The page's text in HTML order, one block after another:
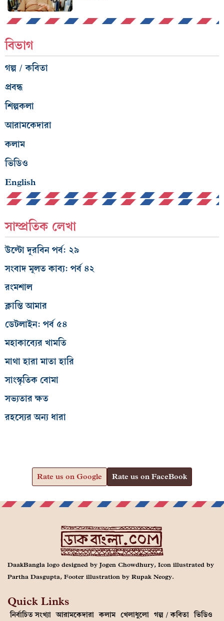
বিভাগ
গল্প / কবিতা
প্রবন্ধ
শিল্পকলা
আরামকেদারা
কলাম
ভিডিও
English
সাম্প্রতিক লেখা
উল্টো দূরবিন পর্ব: ২৯
সংবাদ মূলত কাব্য: পর্ব ৪২
রংমশাল
ক্লান্তি আমার
ডেটলাইন: পর্ব ৫৪
মহাকাব্যের খামতি
মাথা হারা মাতা হারি
সাংস্কৃতিক বোমা
সভ্যতার ক্ষত
রহস্যের অন্য ধারা
Rate us on Google Rate us on FaceBook
DaakBangla logo designed by Jogen Chowdhury, Icon illustrated by
Partha Dasgupta, Footer illustration by Rupak Neogy.
Quick Links
নির্বাচিত সংখ্যা আরামকেদারা কলাম খেলাধুলো গল্প / কবিতা ভিডিও